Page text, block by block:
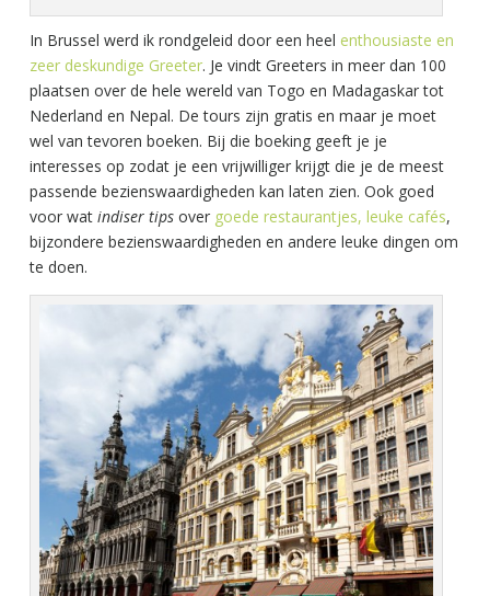
In Brussel werd ik rondgeleid door een heel enthousiaste en
zeer deskundige Greeter. Je vindt Greeters in meer dan 100
plaatsen over de hele wereld van Togo en Madagaskar tot
Nederland en Nepal. De tours zijn gratis en maar je moet
wel van tevoren boeken. Bij die boeking geeft je je
interesses op zodat je een vrijwilliger krijgt die je de meest
passende bezienswaardigheden kan laten zien. Ook goed
voor wat indiser tipsover goede restaurantjes, leuke cafés,
bijzondere bezienswaardigheden en andere leuke dingen om
te doen.